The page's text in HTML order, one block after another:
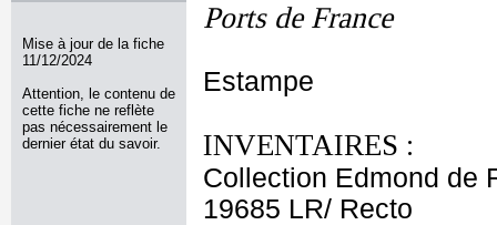
Mise à jour de la fiche
11/12/2024
Attention, le contenu de
cette fiche ne reflète
pas nécessairement le
dernier état du savoir.
Ports de France
Estampe
INVENTAIRES :
Collection Edmond de
19685 LR/ Recto